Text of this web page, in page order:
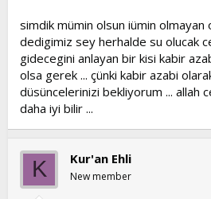
simdik mümin olsun iümin olmayan
dedigimiz sey herhalde su olucak
gidecegini anlayan bir kisi kabir
olsa gerek ... çünki kabir azabi
düsüncelerinizi bekliyorum ... allah
daha iyi bilir ...
K Kur'an Ehli
New member